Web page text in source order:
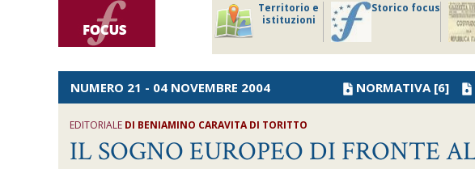
Territorio e
istituzioni
Storico focus
NUMERO 21 - 04 NOVEMBRE 2004
NORMATIVA[6]
EDITORIALE DI BENIAMINO CARAVITA DI TORITTO
IL SOGNO EUROPEO DI FRONTE